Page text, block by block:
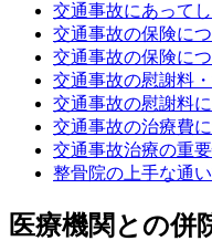
交通事故にあって
交通事故の保険に
交通事故の保険に
交通事故の慰謝料
交通事故の慰謝料
交通事故の治療費
交通事故治療の重
整骨院の上手な通
医療機関との併